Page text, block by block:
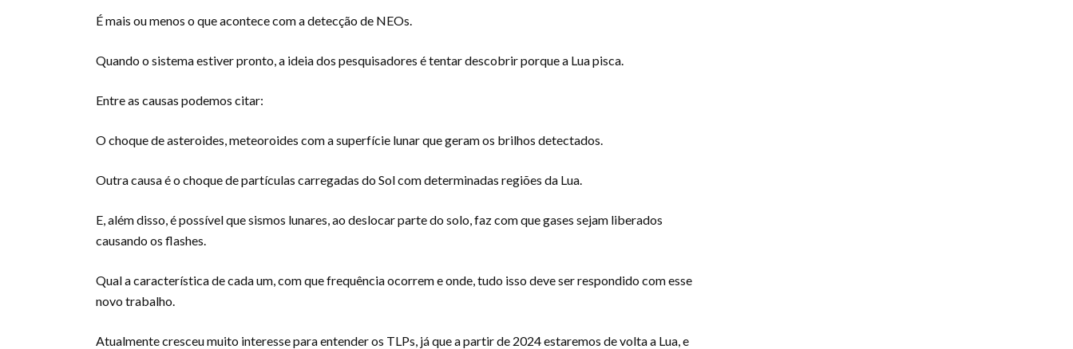
É mais ou menos o que acontece com a detecção de NEOs.
Quando o sistema estiver pronto, a ideia dos pesquisadores é tentar descobrir porque a Lua pisca.
Entre as causas podemos citar:
O choque de asteroides, meteoroides com a superfície lunar que geram os brilhos detectados.
Outra causa é o choque de partículas carregadas do Sol com determinadas regiões da Lua.
E, além disso, é possível que sismos lunares, ao deslocar parte do solo, faz com que gases sejam liberados
causando os flashes.
Qual a característica de cada um, com que frequência ocorrem e onde, tudo isso deve ser respondido com esse
novo trabalho.
Atualmente cresceu muito interesse para entender os TLPs, já que a partir de 2024 estaremos de volta a Lua, e